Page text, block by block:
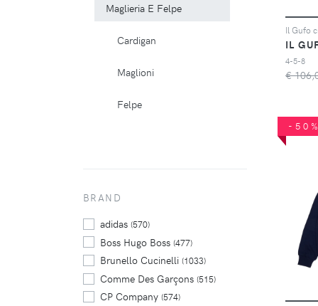
IL
4-5-8
€
-50%
Maglieria E Felpe
Cardigan
Maglioni
Felpe
BRAND
adidas (570)
Boss Hugo Boss (477)
Brunello Cucinelli (1033)
Comme Des Garçons (515)
CP Company (574)